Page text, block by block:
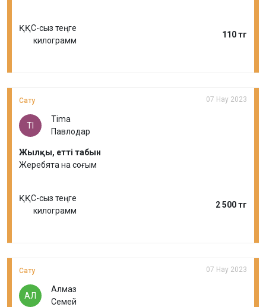
ҚҚС-сыз теңге
килограмм
110 тг
Сату 07 Нау 2023
TI
Tima
Павлодар
Жылқы, етті табын
Жеребята на соғым
ҚҚС-сыз теңге
килограмм
2 500 тг
Сату 07 Нау 2023
АЛ
Алмаз
Семей